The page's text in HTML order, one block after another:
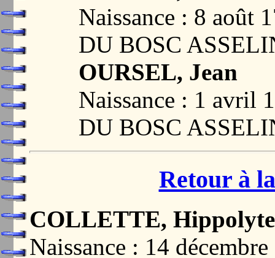
Naissance : 8 août
DU BOSC
OURSEL, Jean
Naissance : 1 avril
DU BOSC
Retour à
COLLETTE,
Naissance : 14